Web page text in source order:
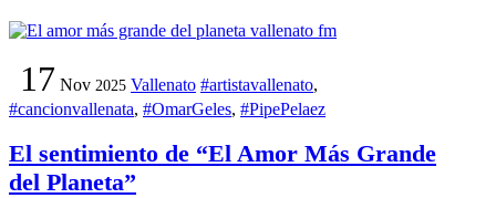
17 Nov 2025 Vallenato #artistavallenato,
#cancionvallenata, #OmarGeles, #PipePelaez
El sentimiento de “El Amor Más Grande
del Planeta”